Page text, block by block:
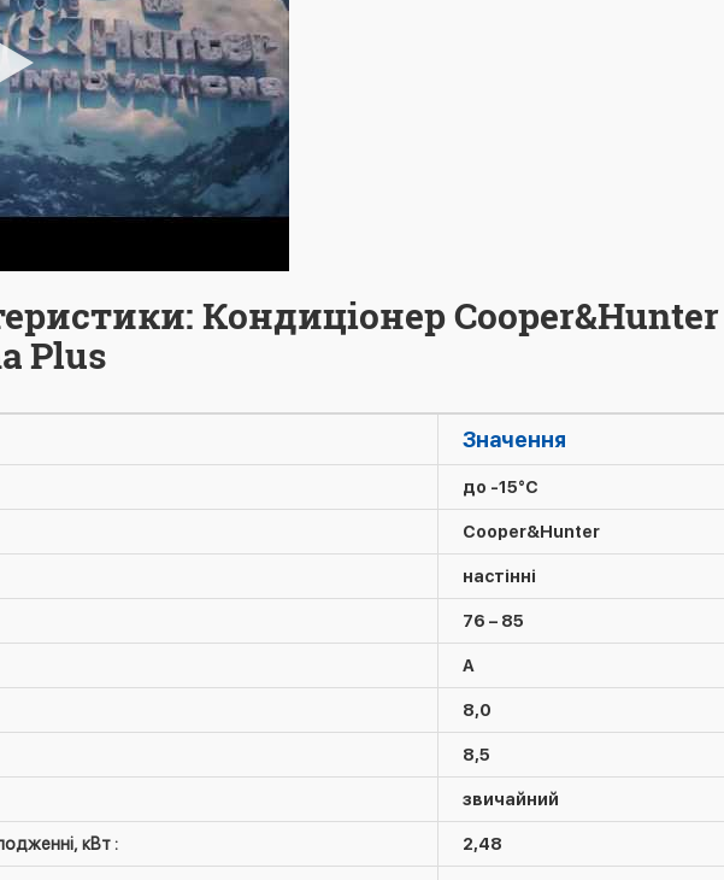
Кондиціонер Cooper&Hunter
Plus
Значення
до -15°C
Cooper&Hunter
настінні
76 – 85
A
8,0
8,5
звичайний
кВт : 2,48